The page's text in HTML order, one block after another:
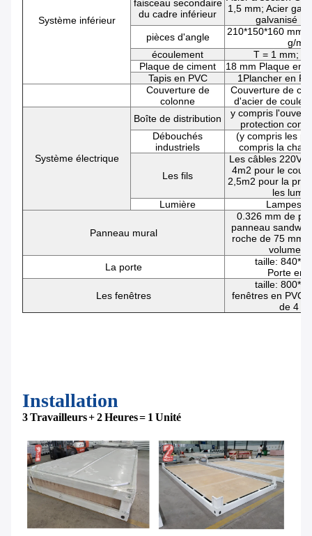
Système inférieur
faisceau secondaire
du cadre inférieur
1,5 mm; Acier
galvanisé
pièces d'angle
210*150*160 mm,
g/m2
écoulement
T = 1 mm;
Plaque de ciment
18 mm Plaque en
Tapis en PVC
1Plancher en
Couverture de
colonne
Couverture de
d'acier de
Système électrique
Boîte de distribution
y compris
protection
Débouchés
industriels
(y compris les
compris la
Les fils
Les câbles 220V,
4m2 pour le
2,5m2 pour la
les
Lumière
Lampes à
Panneau mural
0.326 mm de
panneau
roche de 75 mm,
volume-
La porte
taille:
Porte en
Les fenêtres
taille:
fenêtres en PVC,
de 4
Installation
3 Travailleurs + 2 Heures = 1 Unité